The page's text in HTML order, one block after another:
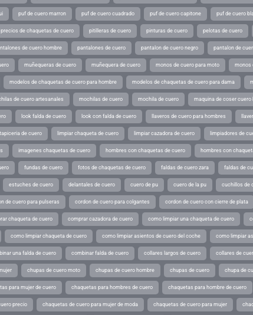
puf de cuero marron puf de cuero cuadrado puf de cuero capitone puf de cuero
precios de chaquetas de cuero pitilleras de cuero pinturas de cuero pelotas de cuero
de cuero hombre pantalones de cuero pantalon de cuero negro pantalon de
muñequeras de cuero muñequera de cuero monos de cuero para moto monos
modelos de chaquetas de cuero para hombre modelos de chaquetas de cuero para dama
de cuero artesanales mochilas de cuero mochila de cuero maquina de coser cuero
look falda de cuero look con falda de cuero llaveros de cuero para hombres
de cuero limpiar chaqueta de cuero limpiar cazadora de cuero limpiadores de
imagenes chaquetas de cuero hombres con chaquetas de cuero hombres con
fundas de cuero fotos de chaquetas de cuero faldas de cuero zara faldas de
estuches de cuero delantales de cuero cuero de pu cuero de la pu cuchillos de
de cuero para pulseras cordon de cuero para colgantes cordon de cuero con cierre de plata
chaqueta de cuero comprar cazadora de cuero como limpiar una chaqueta de cuero
como limpiar chaqueta de cuero como limpiar asientos de cuero del coche como limpiar
una falda de cuero combinar falda de cuero collares largos de cuero collares de
chupas de cuero moto chupas de cuero hombre chupas de cuero chupa de
para mujer de cuero chaquetas para hombres de cuero chaquetas para hombre de cuero
precio chaquetas de cuero para mujer de moda chaquetas de cuero para mujer